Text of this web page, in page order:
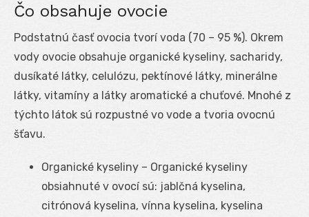
Čo obsahuje ovocie
Podstatnú časť ovocia tvorí voda (70 – 95 %). Okrem
vody ovocie obsahuje organické kyseliny, sacharidy,
dusíkaté látky, celulózu, pektínové látky, minerálne
látky, vitamíny a látky aromatické a chuťové. Mnohé z
týchto látok sú rozpustné vo vode a tvoria ovocnú
šťavu.
Organické kyseliny – Organické kyseliny
obsiahnuté v ovocí sú: jablčná kyselina,
citrónová kyselina, vínna kyselina, kyselina